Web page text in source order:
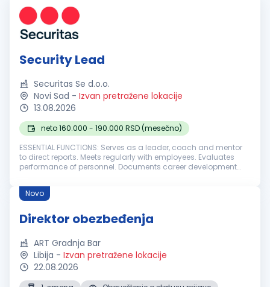
Security Lead
Securitas Se d.o.o.
Novi Sad - Izvan pretražene lokacije
13.08.2026
neto 160.000 - 190.000 RSD (mesečno)
ESSENTIAL FUNCTIONS: Serves as a leader, coach and mentor
to direct reports. Meets regularly with employees. Evaluates
performance of personnel. Documents career development
according to organ...
Novo
Direktor obezbeđenja
ART Gradnja Bar
Libija - Izvan pretražene lokacije
22.08.2026